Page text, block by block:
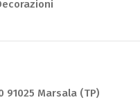
91025 Marsala (TP)